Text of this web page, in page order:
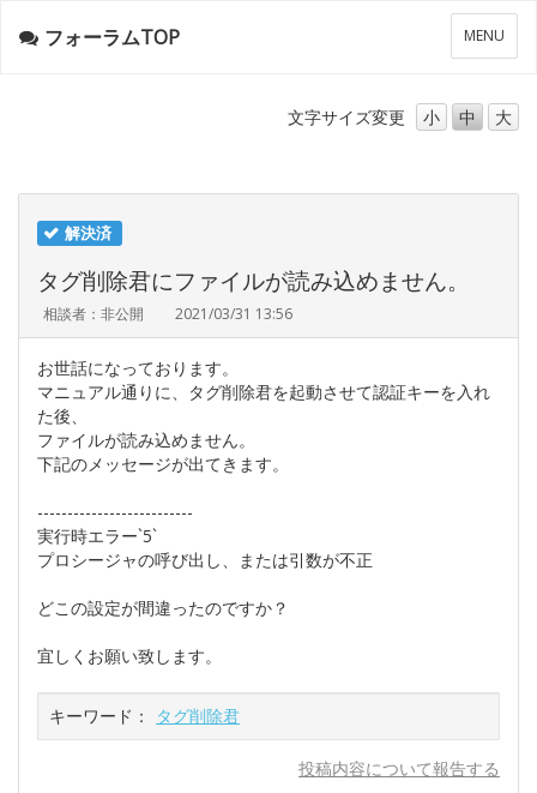
メ
ニ
ー
MENU
フォーラムTOP
文字サイズ変更 小 中 大
解決済
タグ削除君にファイルが読み込めません。
相談者：非公開 2021/03/31 13:56
お世話になっております。
マニュアル通りに、タグ削除君を起動させて認証キーを入れ
た後、
ファイルが読み込めません。
下記のメッセージが出てきます。
--------------------------
実行時エラー`5`
プロシージャの呼び出し、または引数が不正
どこの設定が間違ったのですか？
宜しくお願い致します。
キーワード： タグ削除君
投稿内容について報告する